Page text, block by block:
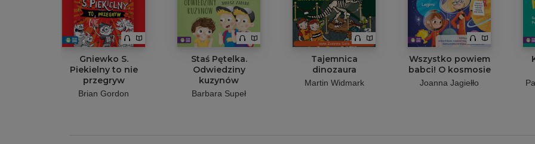
Gniewko S.
Piekielny to nie
przegryw
Brian Gordon
Staś Pętelka.
Odwiedziny
kuzynów
Barbara Supeł
Tajemnica
dinozaura
Martin Widmark
Wszystko powiem
babci! O kosmosie
Joanna Jagiełło